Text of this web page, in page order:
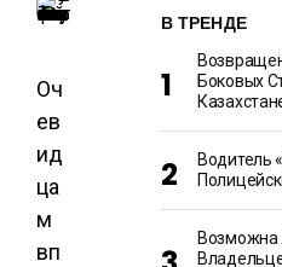
Оч
ев
ид
ца
м
вп
В ТРЕНДЕ
Боковых
Водитель